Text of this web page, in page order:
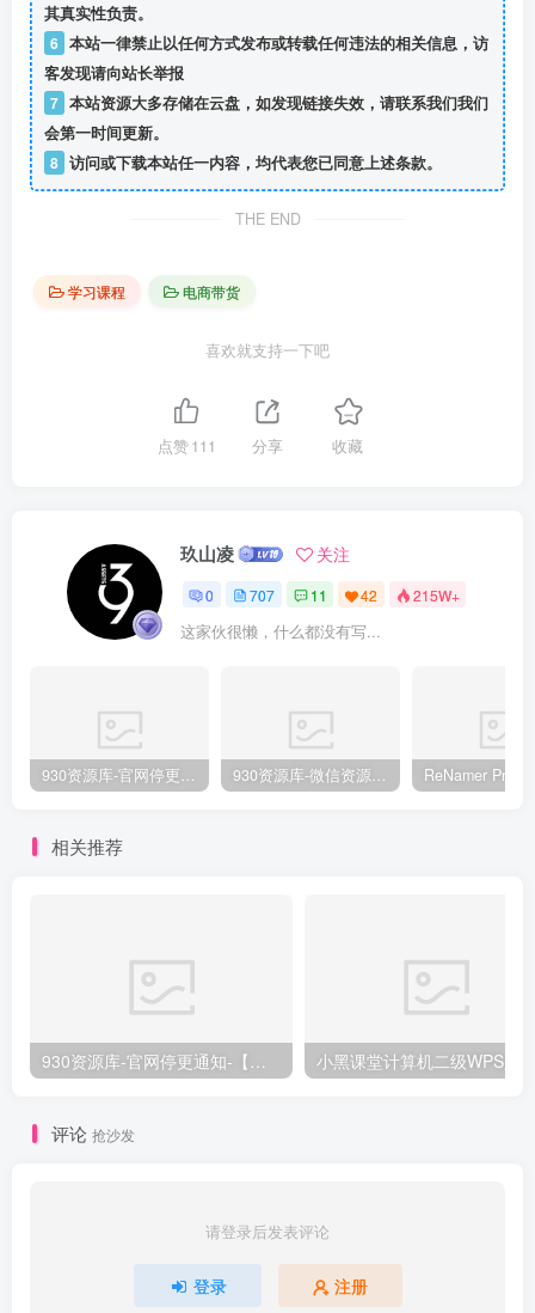
其真实性负责。
6 本站一律禁止以任何方式发布或转载任何违法的相关信息，访
客发现请向站长举报
7 本站资源大多存储在云盘，如发现链接失效，请联系我们我们
会第一时间更新。
8 访问或下载本站任一内容，均代表您已同意上述条款。
THE END
学习课程 电商带货
喜欢就支持一下吧
点赞111 分享 收藏
玖山凌 关注
0 707 11 42 215W+
这家伙很懒，什么都没有写...
930资源库-官网停更通知-【换在线文档更新-每日更新】 930资源库-微信资源12群【限时免费】开放入群中！！！
相关推荐
930资源库-官网停更通知-【换在线文档更新-每日更新】
评论 抢沙发
请登录后发表评论
登录 注册